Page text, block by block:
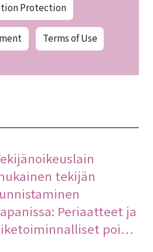
Protection
Terms of Use
tekijän
Periaatteet ja
poi…